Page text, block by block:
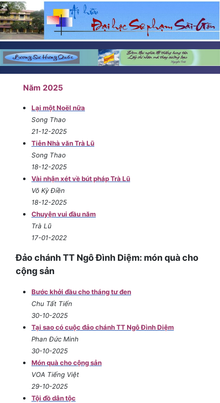
Năm 2025
Lại một Noël nữa
Song Thao
21-12-2025
Tiễn Nhà văn Trà Lũ
Song Thao
18-12-2025
Vài nhận xét về bút pháp Trà Lũ
Võ Kỳ Điền
18-12-2025
Chuyện vui đầu năm
Trà Lũ
17-01-2022
Đảo chánh TT Ngô Đình Diệm: món quà cho
cộng sản
Bước khởi đầu cho tháng tư đen
Chu Tất Tiến
30-10-2025
Tại sao có cuộc đảo chánh TT Ngô Đình Diệm
Phan Đức Minh
30-10-2025
Món quà cho cộng sản
VOA Tiếng Việt
29-10-2025
Tội đồ dân tộc